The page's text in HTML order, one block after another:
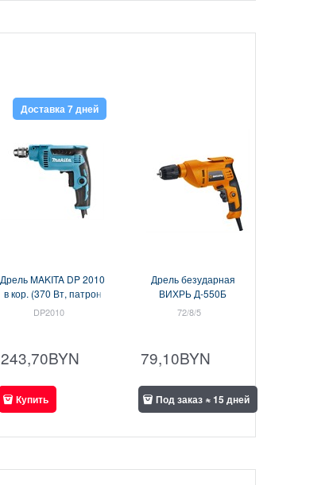
Дрель MAKITA DP 2010
в кор. (370 Вт, патрон
ЗВП, 1 скор.) (DP2010)
DP2010
Доставка 7 дней
243,70BYN
Купить
Дрель безударная
ВИХРЬ Д-550Б
72/8/5
79,10BYN
Под заказ ≈ 15 дней